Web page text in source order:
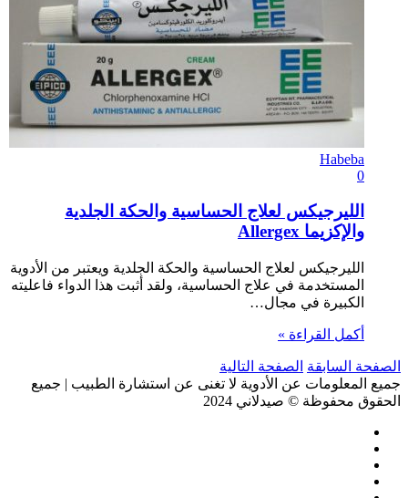
Habeba
0
الليرجيكس لعلاج الحساسية والحكة الجلدية
والإكزيما Allergex
الليرجيكس لعلاج الحساسية والحكة الجلدية ويعتبر من الأدوية
المستخدمة في علاج الحساسية، ولقد أثبت هذا الدواء فاعليته
الكبيرة في مجال…
أكمل القراءة »
الصفحة السابقة الصفحة التالية
جميع المعلومات عن الأدوية لا تغنى عن استشارة الطبيب | جميع
الحقوق محفوظة © صيدلاني 2024